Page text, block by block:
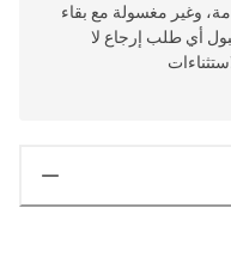
وغير مغسولة مع بقاء
أي طلب إرجاع لا